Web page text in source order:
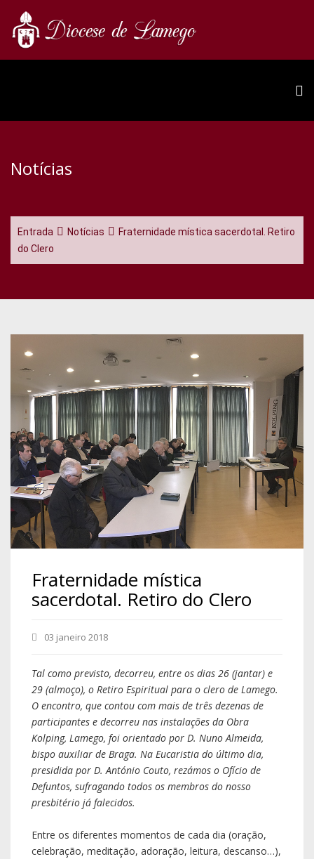
Notícias
Entrada Notícias
Fraternidade mística sacerdotal. Retiro
do Clero
Fraternidade mística
sacerdotal. Retiro do Clero
03 janeiro 2018
Tal como previsto, decorreu, entre os dias 26 (jantar) e
29 (almoço), o Retiro Espiritual para o clero de Lamego.
O encontro, que contou com mais de três dezenas de
participantes e decorreu nas instalações da Obra
Kolping, Lamego, foi orientado por D. Nuno Almeida,
bispo auxiliar de Braga. Na Eucaristia do último dia,
presidida por D. António Couto, rezámos o Ofício de
Defuntos, sufragando todos os membros do nosso
presbitério já falecidos.
Entre os diferentes momentos de cada dia (oração,
celebração, meditação, adoração, leitura, descanso…),